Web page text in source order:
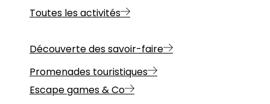
Toutes les activités
Découverte des savoir-faire
Promenades touristiques
Escape games & Co